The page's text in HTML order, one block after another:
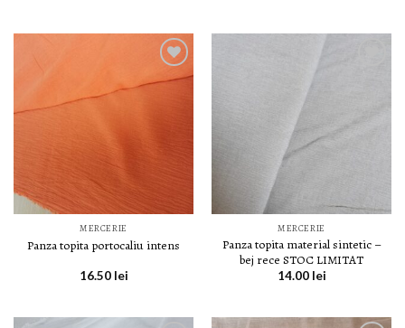
MERCERIE
Panza topita portocaliu intens
16.50 lei
DORINȚE
MERCERIE
Panza topita material sintetic –
bej rece STOC LIMITAT
14.00 lei